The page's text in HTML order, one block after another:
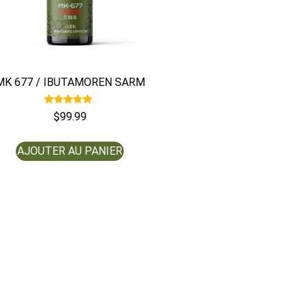
677 / IBUTAMOREN SARM
Note
5.00
$99.99
AJOUTER AU PANIER